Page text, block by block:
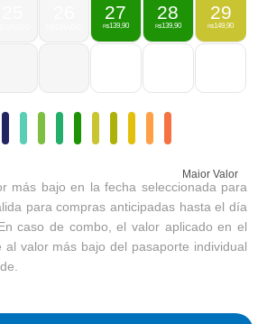
27
R$139,90
28
R$139,90
29
R$149,90
Maior Valor
más bajo en la fecha seleccionada para
para compras anticipadas hasta el día
caso de combo, el valor aplicado en el
al valor más bajo del pasaporte individual